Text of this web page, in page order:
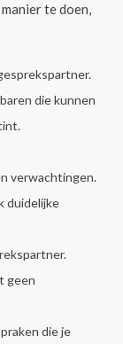
te doen,
die kunnen
verwachtingen.
duidelijke
geen
die je